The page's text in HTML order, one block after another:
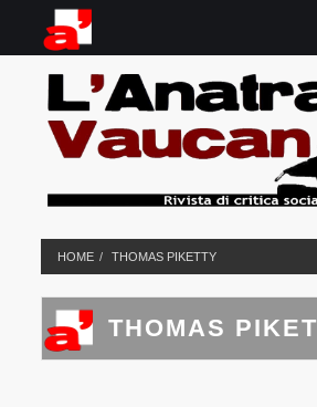
HOME THOMAS PIKETTY
THOMAS